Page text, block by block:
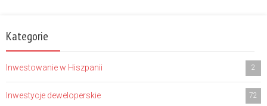
Kategorie
Inwestowanie w Hiszpanii 2
Inwestycje deweloperskie 72